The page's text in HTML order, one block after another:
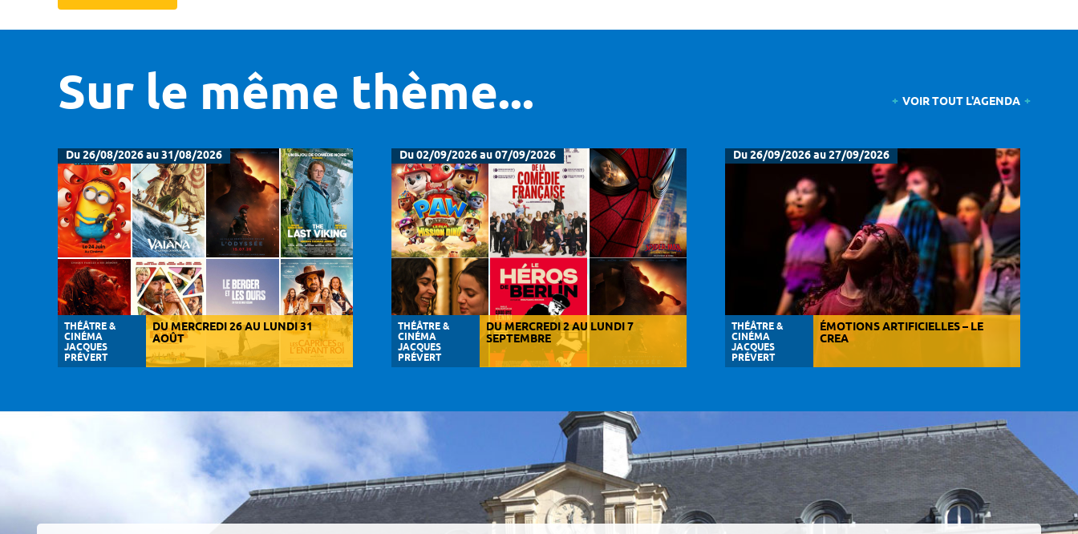
Sur le même thème... VOIR TOUT L'AGENDA
Du 26/08/2026 au 31/08/2026
THÉÂTRE &
CINÉMA
JACQUES
PRÉVERT
DU MERCREDI 26 AU LUNDI 31
AOÛT
Du 02/09/2026 au 07/09/2026
THÉÂTRE &
CINÉMA
JACQUES
PRÉVERT
DU MERCREDI 2 AU LUNDI 7
SEPTEMBRE
Du 26/09/2026 au 27/09/2026
THÉÂTRE &
CINÉMA
JACQUES
PRÉVERT
ÉMOTIONS ARTIFICIELLES – LE
CREA